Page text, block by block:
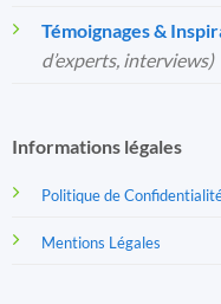
Témoignages &
d’experts, interviews)
Informations légales
Politique de
Mentions Légales